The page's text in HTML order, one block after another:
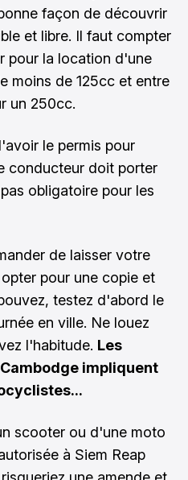
façon de découvrir
et libre. Il faut compter
pour la location d'une
moins de 125cc et entre
un 250cc.
le permis pour
conducteur doit porter
obligatoire pour les
de laisser votre
pour une copie et
testez d'abord le
en ville. Ne louez
l'habitude. Les
impliquent
scooter ou d'une moto
à Siem Reap